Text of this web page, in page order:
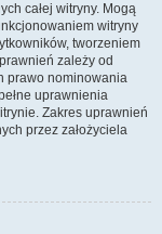
całej witryny. Mogą
witryny
tworzeniem
zależy od
prawo nominowania
uprawnienia
Zakres uprawnień
przez założyciela